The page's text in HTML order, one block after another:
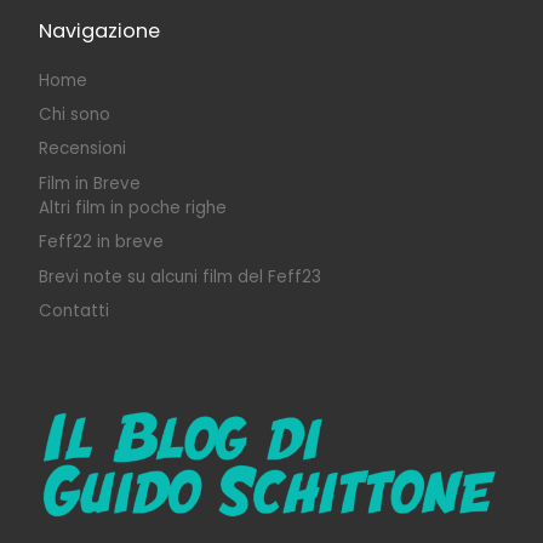
Navigazione
Home
Chi sono
Recensioni
Film in Breve
Altri film in poche righe
Feff22 in breve
Brevi note su alcuni film del Feff23
Contatti